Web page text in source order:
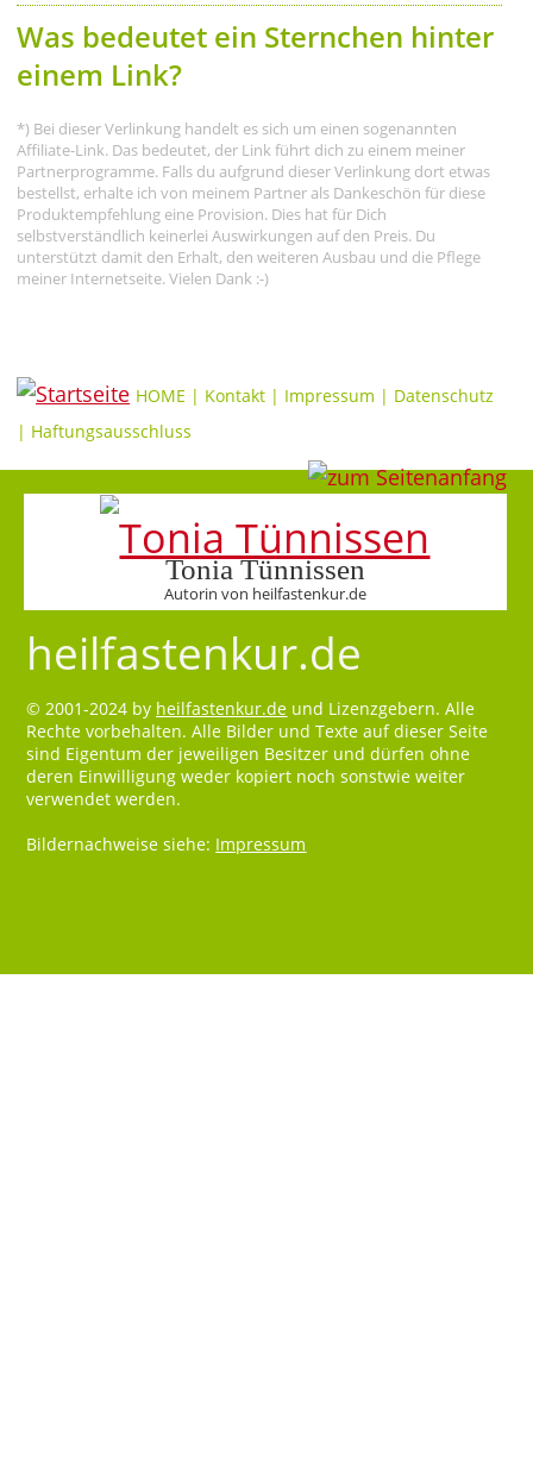
Was bedeutet ein Sternchen hinter
einem Link?
*) Bei dieser Verlinkung handelt es sich um einen sogenannten
Affiliate-Link. Das bedeutet, der Link führt dich zu einem meiner
Partnerprogramme. Falls du aufgrund dieser Verlinkung dort etwas
bestellst, erhalte ich von meinem Partner als Dankeschön für diese
Produktempfehlung eine Provision. Dies hat für Dich
selbstverständlich keinerlei Auswirkungen auf den Preis. Du
unterstützt damit den Erhalt, den weiteren Ausbau und die Pflege
meiner Internetseite. Vielen Dank :-)
HOME | Kontakt | Impressum | Datenschutz
| Haftungsausschluss
Tonia Tünnissen
Autorin von heilfastenkur.de
heilfastenkur.de
© 2001-2024 by heilfastenkur.de und Lizenzgebern. Alle
Rechte vorbehalten. Alle Bilder und Texte auf dieser Seite
sind Eigentum der jeweiligen Besitzer und dürfen ohne
deren Einwilligung weder kopiert noch sonstwie weiter
verwendet werden.
Bildernachweise siehe: Impressum